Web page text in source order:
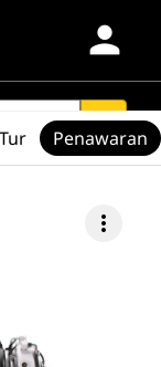
person
search
more_vert
Tur Penawaran